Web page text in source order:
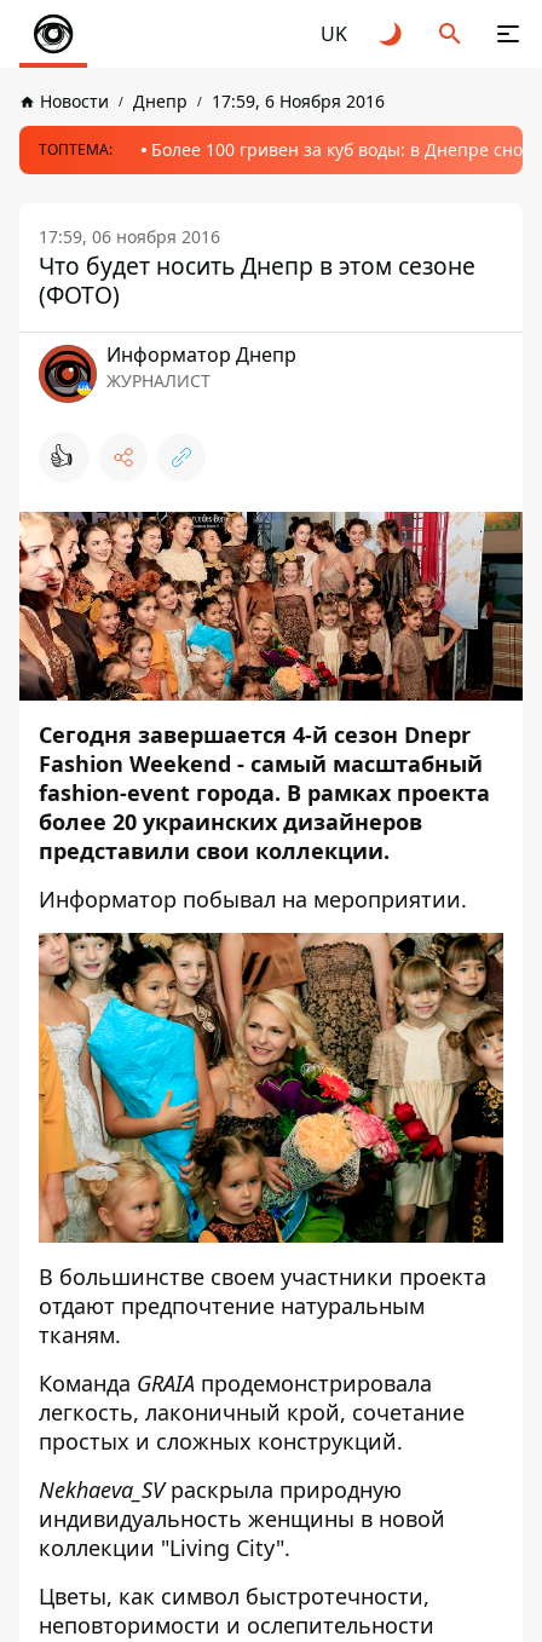
UK
Новости Днепр 17:59, 6 Ноября 2016
ТОПТЕМА: Более 100 гривен за куб воды: в Днепре
17:59, 06 ноября 2016
Что будет носить Днепр в этом сезоне
(ФОТО)
Информатор Днепр
ЖУРНАЛИСТ
👍
Сегодня завершается 4-й сезон Dnepr
Fashion Weekend - самый масштабный
fashion-event города. В рамках проекта
более 20 украинских дизайнеров
представили свои коллекции.
Информатор побывал на мероприятии.
В большинстве своем участники проекта
отдают предпочтение натуральным
тканям.
Команда GRAIA продемонстрировала
легкость, лаконичный крой, сочетание
простых и сложных конструкций.
Nekhaeva_SVраскрыла природную
индивидуальность женщины в новой
коллекции "Living City".
Цветы, как символ быстротечности,
неповторимости и ослепительности